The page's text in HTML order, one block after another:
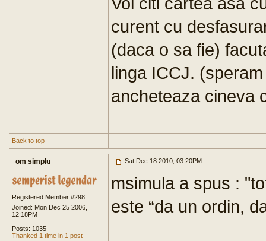
curent cu
(daca o sa fie)
linga ICCJ.
ancheteaza cineva
Back to top
om simplu Sat Dec 18 2010, 03:20PM
Registered Member #298
Joined: Mon Dec 25 2006,
12:18PM
Posts: 1035
Thanked 1 time in 1 post
msimula a spus :
este “da un ordin,